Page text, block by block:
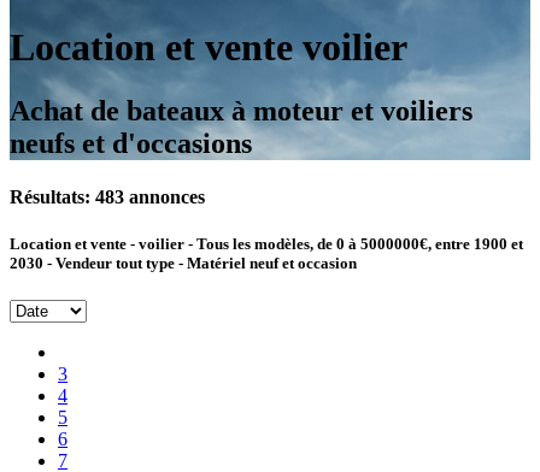
Location et vente voilier
Achat de bateaux à moteur et voiliers
neufs et d'occasions
Résultats: 483 annonces
Location et vente - voilier - Tous les modèles, de 0 à 5000000€, entre 1900 et
2030 - Vendeur tout type - Matériel neuf et occasion
3
4
5
6
7